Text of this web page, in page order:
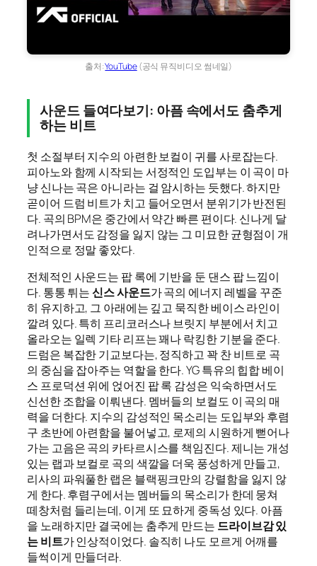
출처:YouTube(공식 뮤직비디오 썸네일)
사운드 들여다보기: 아픔 속에서도 춤추게
하는 비트
첫 소절부터 지수의 아련한 보컬이 귀를 사로잡는다.
피아노와 함께 시작되는 서정적인 도입부는 이 곡이 마
냥 신나는 곡은 아니라는 걸 암시하는 듯했다. 하지만
곧이어 드럼 비트가 치고 들어오면서 분위기가 반전된
다. 곡의 BPM은 중간에서 약간 빠른 편이다. 신나게 달
려나가면서도 감정을 잃지 않는 그 미묘한 균형점이 개
인적으로 정말 좋았다.
전체적인 사운드는 팝 록에 기반을 둔 댄스 팝 느낌이
다. 통통 튀는신스 사운드가 곡의 에너지 레벨을 꾸준
히 유지하고, 그 아래에는 깊고 묵직한 베이스 라인이
깔려 있다. 특히 프리코러스나 브릿지 부분에서 치고
올라오는 일렉 기타 리프는 꽤나 락킹한 기분을 준다.
드럼은 복잡한 기교보다는, 정직하고 꽉 찬 비트로 곡
의 중심을 잡아주는 역할을 한다. YG 특유의 힙합 베이
스 프로덕션 위에 얹어진 팝 록 감성은 익숙하면서도
신선한 조합을 이뤄낸다. 멤버들의 보컬도 이 곡의 매
력을 더한다. 지수의 감성적인 목소리는 도입부와 후렴
구 초반에 아련함을 불어넣고, 로제의 시원하게 뻗어나
가는 고음은 곡의 카타르시스를 책임진다. 제니는 개성
있는 랩과 보컬로 곡의 색깔을 더욱 풍성하게 만들고,
리사의 파워풀한 랩은 블랙핑크만의 강렬함을 잃지 않
게 한다. 후렴구에서는 멤버들의 목소리가 한데 뭉쳐
떼창처럼 들리는데, 이게 또 묘하게 중독성 있다. 아픔
을 노래하지만 결국에는 춤추게 만드는 드라이브감 있
는 비트가 인상적이었다. 솔직히 나도 모르게 어깨를
들썩이게 만들더라.